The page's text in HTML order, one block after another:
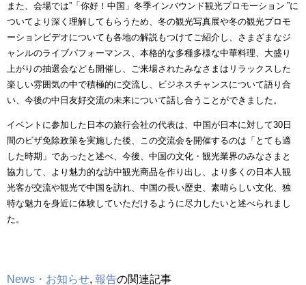
また、会場では”「你好！中国」冬季インバウンド観光プロモーション ”に
ついてより深く理解してもらうため、冬の観光写真展や冬の観光プロモ
ーションビデオについても各地の解説もつけてご紹介し、さまざまなジ
ャンルのライブパフォーマンス、本格的な多種多様な中華料理、大盛り
上がりの抽選会なども開催し、ご来場されたみなさまはリラックスした
楽しい雰囲気の中で積極的に交流し、ビジネスチャンスについて語り合
い、今後の中日友好交流の未来について話し合うことができました。
イベントに参加した日本の旅行会社の代表は、中国が日本に対して30日
間のビザ免除政策を実施した後、この交流会を開催するのは「とても適
した時期」であったと述べ、今後、中国の文化・観光業界のみなさまと
協力して、より魅力的な訪中観光商品を作り出し、より多くの日本人観
光客が交流や観光で中国を訪れ、中国の長い歴史、素晴らしい文化、独
特な魅力を身近に体験していただけるように尽力したいと述べられまし
た。
News・お知らせ 報告の関連記事